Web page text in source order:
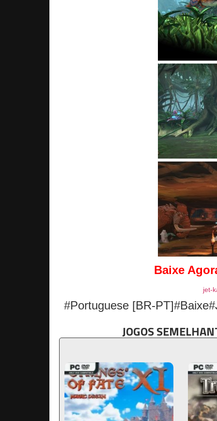
Baixe
jet-
#Portuguese [BR-
JOGOS